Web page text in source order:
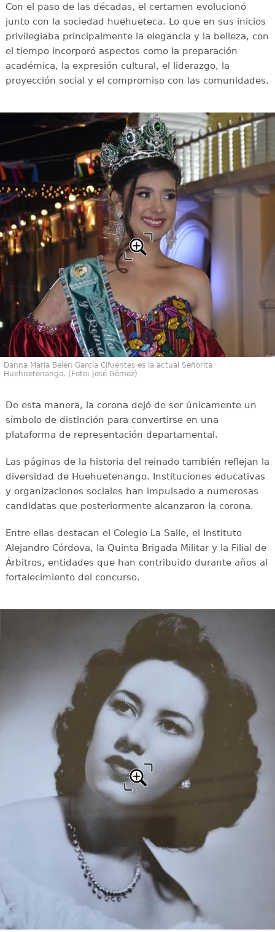
Con el paso de las décadas, el certamen evolucionó
junto con la sociedad huehueteca. Lo que en sus inicios
privilegiaba principalmente la elegancia y la belleza, con
el tiempo incorporó aspectos como la preparación
académica, la expresión cultural, el liderazgo, la
proyección social y el compromiso con las comunidades.
Danna María Belén García Cifuentes es la actual Señorita
Huehuetenango. (Foto: José Gómez)
De esta manera, la corona dejó de ser únicamente un
símbolo de distinción para convertirse en una
plataforma de representación departamental.
Las páginas de la historia del reinado también reflejan la
diversidad de Huehuetenango. Instituciones educativas
y organizaciones sociales han impulsado a numerosas
candidatas que posteriormente alcanzaron la corona.
Entre ellas destacan el Colegio La Salle, el Instituto
Alejandro Córdova, la Quinta Brigada Militar y la Filial de
Árbitros, entidades que han contribuido durante años al
fortalecimiento del concurso.